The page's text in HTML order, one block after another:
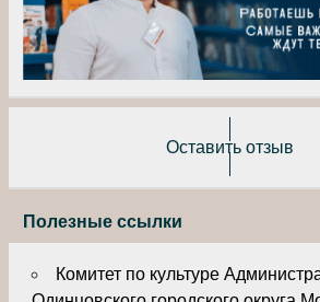
Оставить отзыв
Полезные ссылки
Комитет по культуре